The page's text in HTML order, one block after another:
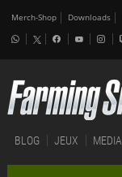
Merch-Shop Downloads
BLOG JEUX MEDIA